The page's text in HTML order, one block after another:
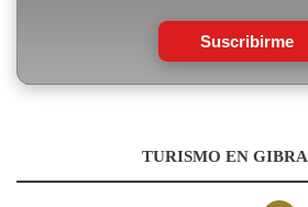
Suscribirme
TURISMO EN